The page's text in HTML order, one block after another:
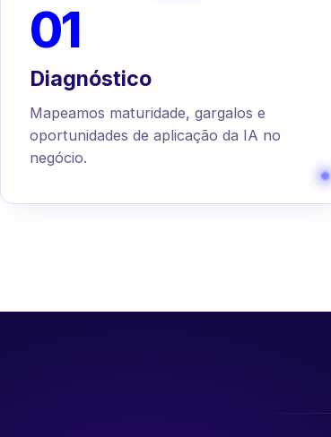
01
Diagnóstico
Mapeamos maturidade, gargalos e
oportunidades de aplicação da IA no
negócio.